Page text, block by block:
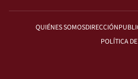
QUIÉNES SOMOSDIRECCIÓN
POLÍTICA